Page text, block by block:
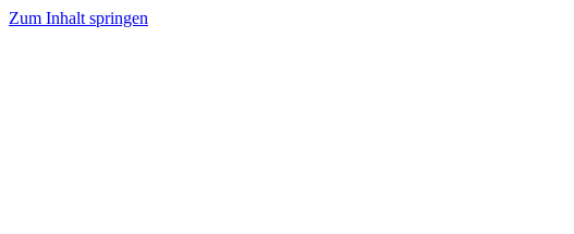
Zum Inhalt springen